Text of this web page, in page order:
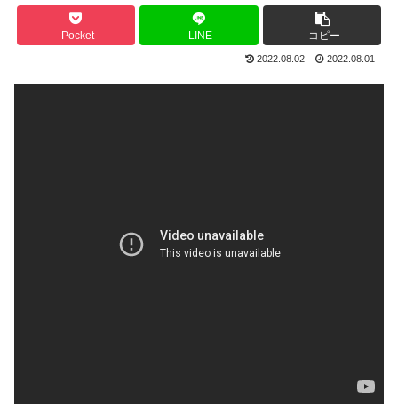
Pocket LINE コピー
2022.08.02 2022.08.01